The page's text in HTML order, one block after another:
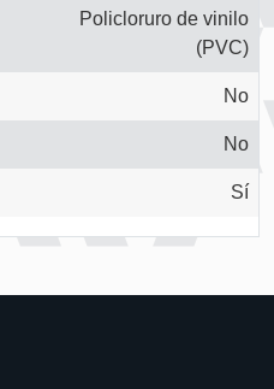
Policloruro de vinilo
(PVC)
No
No
Sí